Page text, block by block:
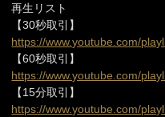
再生リスト
【30秒取引】
https://www.youtube.com/
【60秒取引】
https://www.youtube.com/
【15分取引】
https://www.youtube.com/